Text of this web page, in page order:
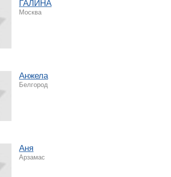
ГАЛИНА
Москва
Анжела
Белгород
Аня
Арзамас